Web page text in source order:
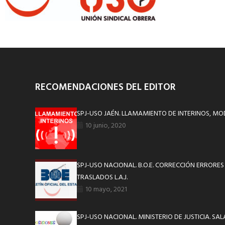
RECOMENDACIONES DEL EDITOR
SPJ-USO JAÉN. LLAMAMIENTO DE INTERINOS,
10 junio, 2020
SPJ-USO NACIONAL. B.O.E. CORRECCIÓN
TRASLADOS L.A.J.
10 mayo, 2021
SPJ-USO NACIONAL. MINISTERIO DE JUSTICIA.